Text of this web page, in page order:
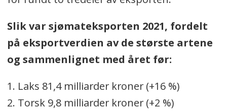
Slik var sjømateksporten 2021, fordelt
på eksportverdien av de største artene
og sammenlignet med året før:
1. Laks 81,4 milliarder kroner (+16 %)
2. Torsk 9,8 milliarder kroner (+2 %)